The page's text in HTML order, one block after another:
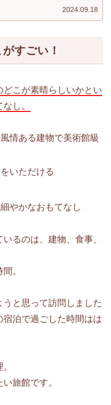
おすすめ。京都旅行の予定がある方、
。
2024.09.18
すごい！
どこが素晴らしいかとい
し。
情ある建物で美術館級
いただける
やかなおもてなし
るのは、建物、食事、
。
と思って訪問しました
泊で過ごした時間はは
旅館です。